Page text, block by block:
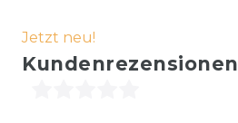
Jetzt neu!
Kundenrezensionen